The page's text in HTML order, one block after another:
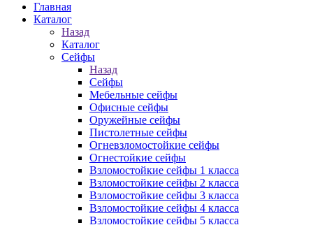
Главная
Каталог
Назад
Каталог
Сейфы
Назад
Сейфы
Мебельные сейфы
Офисные сейфы
Оружейные сейфы
Пистолетные сейфы
Огневзломостойкие сейфы
Огнестойкие сейфы
Взломостойкие сейфы 1 класса
Взломостойкие сейфы 2 класса
Взломостойкие сейфы 3 класса
Взломостойкие сейфы 4 класса
Взломостойкие сейфы 5 класса